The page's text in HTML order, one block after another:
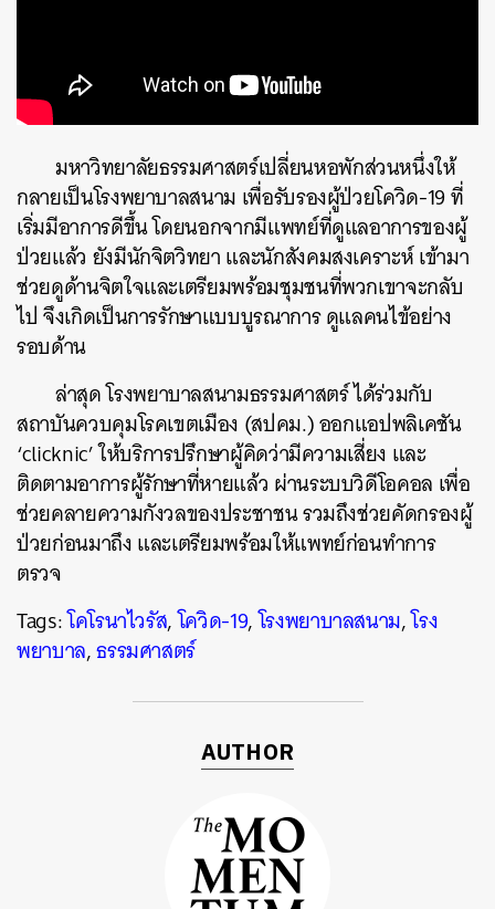
มหาวิทยาลัยธรรมศาสตร์เปลี่ยนหอพักส่วนหนึ่งให้
กลายเป็นโรงพยาบาลสนาม เพื่อรับรองผู้ป่วยโควิด-19 ที่
เริ่มมีอาการดีขึ้น โดยนอกจากมีแพทย์ที่ดูแลอาการของผู้
ป่วยแล้ว ยังมีนักจิตวิทยา และนักสังคมสงเคราะห์​ เข้ามา
ช่วยดูด้านจิตใจและเตรียมพร้อมชุมชนที่พวกเขาจะกลับ
ไป จึงเกิดเป็นการรักษาแบบบูรณาการ ดูแลคนไข้อย่าง
รอบด้าน
ล่าสุด โรงพยาบาลสนามธรรมศาสตร์ ได้ร่วมกับ
สถาบันควบคุมโรคเขตเมือง (สปคม.) ออกแอปพลิเคชัน
‘clicknic’ ให้บริการปรึกษาผู้คิดว่ามีความเสี่ยง และ
ติดตามอาการผู้รักษาที่หายแล้ว ผ่านระบบวิดีโอคอล เพื่อ
ช่วยคลายความกังวลของประชาชน รวมถึงช่วยคัดกรองผู้
ป่วยก่อนมาถึง และเตรียมพร้อมให้แพทย์ก่อนทำการ
ตรวจ
Tags:โคโรนาไวรัส,โควิด-19,โรงพยาบาลสนาม,โรง
พยาบาล,ธรรมศาสตร์
AUTHOR